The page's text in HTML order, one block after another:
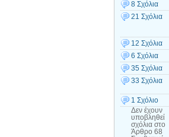
8 Σχόλια
21 Σχόλια
12 Σχόλια
6 Σχόλια
35 Σχόλια
33 Σχόλια
1 Σχόλιο
Δεν έχουν
υποβληθεί
σχόλια στο
Άρθρο 68